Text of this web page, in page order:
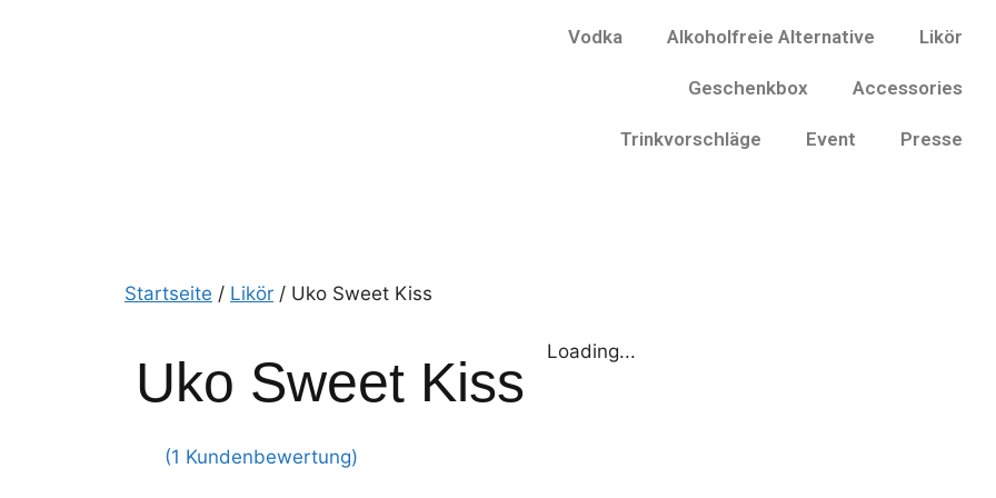
Vodka Alkoholfreie Alternative Likör
Geschenkbox Accessories
Trinkvorschläge Event Presse
Startseite / Likör / Uko Sweet Kiss
Uko Sweet Kiss
(1 Kundenbewertung)
Loading...